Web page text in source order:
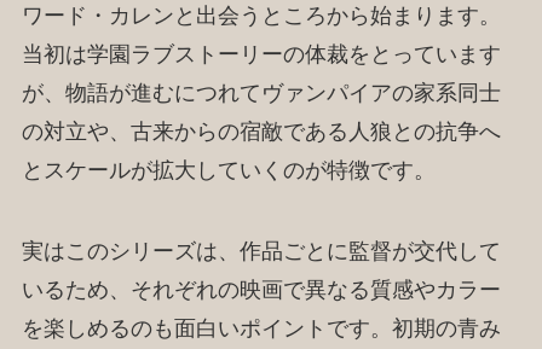
ワード・カレンと出会うところから始まります。
当初は学園ラブストーリーの体裁をとっています
が、物語が進むにつれてヴァンパイアの家系同士
の対立や、古来からの宿敵である人狼との抗争へ
とスケールが拡大していくのが特徴です。
実はこのシリーズは、作品ごとに監督が交代して
いるため、それぞれの映画で異なる質感やカラー
を楽しめるのも面白いポイントです。初期の青み